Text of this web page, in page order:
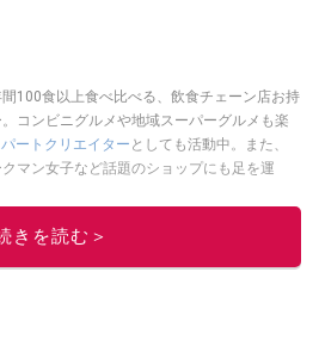
100食以上食べ比べる、飲食チェーン店お持
コンビニグルメや地域スーパーグルメも楽
ートクリエイター としても活動中。また、
マン女子など話題のショップにも足を運
おいしい！ シャトレーゼBOOK」などでグ
出演実績あり。
きを読む＞